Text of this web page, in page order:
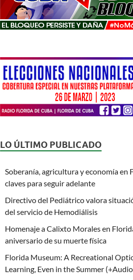
LO ÚLTIMO PUBLICADO
Soberanía, agricultura y economía en
claves para seguir adelante
Directivo del Pediátrico valora
del servicio de Hemodiálisis
Homenaje a Calixto Morales en
aniversario de su muerte física
Florida Museum: A Recreational
Learning, Even in the Summer